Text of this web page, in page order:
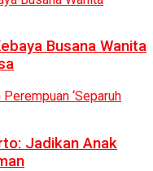
Busana Wanita
Jadikan Anak